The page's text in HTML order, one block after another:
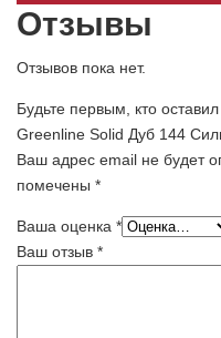
Отзывы
Отзывов пока нет.
Будьте первым, кто
Greenline Solid Дуб 144
Ваш адрес email не будет
помечены *
Ваша оценка *
Ваш отзыв *